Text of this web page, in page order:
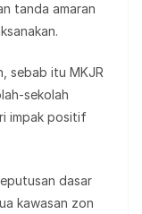
tanda amaran
sebab itu MKJR
sekolah
impak positif
dasar
kawasan zon